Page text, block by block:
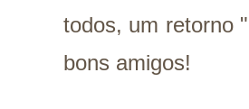
todos, um retorno
bons amigos!